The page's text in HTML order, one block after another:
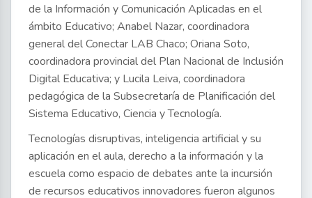
de la Información y Comunicación Aplicadas en el
ámbito Educativo; Anabel Nazar, coordinadora
general del Conectar LAB Chaco; Oriana Soto,
coordinadora provincial del Plan Nacional de Inclusión
Digital Educativa; y Lucila Leiva, coordinadora
pedagógica de la Subsecretaría de Planificación del
Sistema Educativo, Ciencia y Tecnología.
Tecnologías disruptivas, inteligencia artificial y su
aplicación en el aula, derecho a la información y la
escuela como espacio de debates ante la incursión
de recursos educativos innovadores fueron algunos